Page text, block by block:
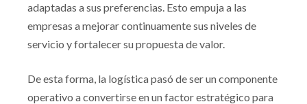
adaptadas a sus preferencias. Esto empuja a las
empresas a mejorar continuamente sus niveles de
servicio y fortalecer su propuesta de valor.
De esta forma, la logística pasó de ser un componente
operativo a convertirse en un factor estratégico para